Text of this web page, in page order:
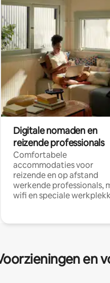
Digitale nomaden en
reizende professionals
Comfortabele
accommodaties voor
reizende en op afstand
werkende professionals,
wifi en speciale
en